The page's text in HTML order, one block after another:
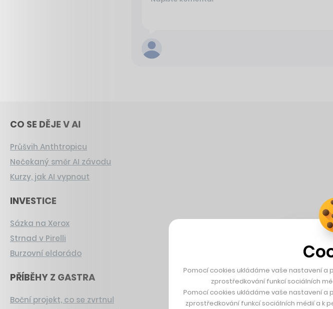
CO SE DĚJE V AI
Průšvih Anthtropicu
Nečekaný směr AI závodu
Kurzy, jak AI vypnout
INVESTICE
Sázka na Xerox
Strnad v Pirelli
Burzovní eldorádo
PŘÍBĚHY Z GASTRA
Boční projekt, co se zvrtnul
Pomocí cookies ukládáme vaše nastavení
zprostředkování funkcí sociálních
Pomocí cookies ukládáme vaše nastavení
zprostředkování funkcí sociálních médií a k